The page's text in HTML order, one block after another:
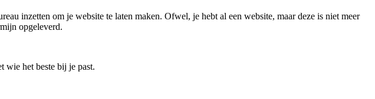
inzetten om je website te laten maken. Ofwel, je hebt al een website, maar deze is niet meer
opgeleverd.
wie het beste bij je past.